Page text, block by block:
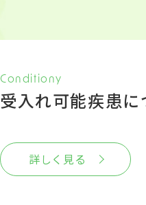
Conditiony
受入れ可能疾患に
詳しく見る